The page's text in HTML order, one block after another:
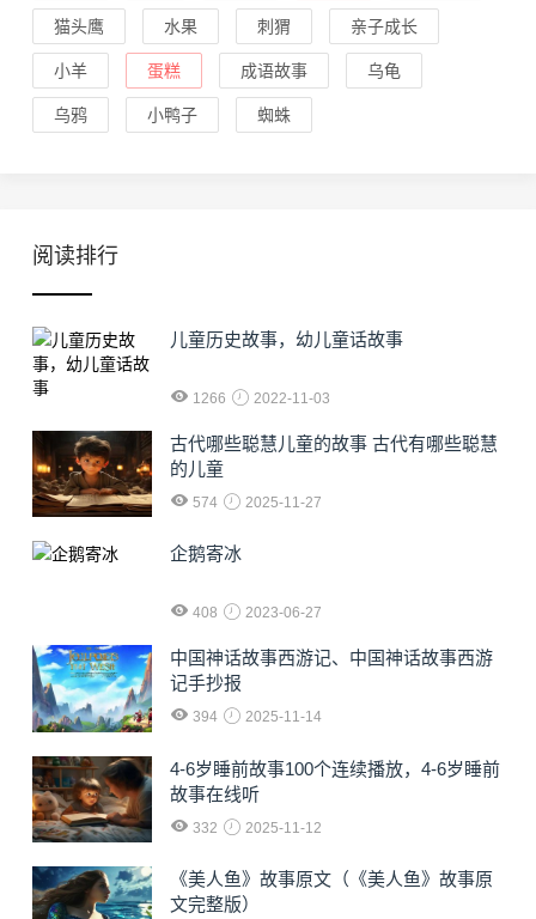
猫头鹰 水果 刺猬 亲子成长
小羊 蛋糕 成语故事 乌龟
乌鸦 小鸭子 蜘蛛
阅读排行
儿童历史故事，幼儿童话故事
1266 2022-11-03
古代哪些聪慧儿童的故事 古代有哪些聪慧
的儿童
574 2025-11-27
企鹅寄冰
408 2023-06-27
中国神话故事西游记、中国神话故事西游
记手抄报
394 2025-11-14
4-6岁睡前故事100个连续播放，4-6岁睡前
故事在线听
332 2025-11-12
《美人鱼》故事原文（《美人鱼》故事原
文完整版）